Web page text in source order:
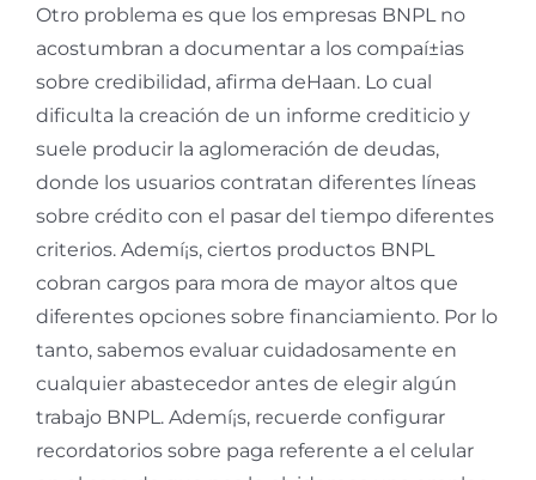
Otro problema es que los empresas BNPL no
acostumbran a documentar a los compaí±ias
sobre credibilidad, afirma deHaan. Lo cual
dificulta la creación de un informe crediticio y
suele producir la aglomeración de deudas,
donde los usuarios contratan diferentes líneas
sobre crédito con el pasar del tiempo diferentes
criterios. Ademí¡s, ciertos productos BNPL
cobran cargos para mora de mayor altos que
diferentes opciones sobre financiamiento. Por lo
tanto, sabemos evaluar cuidadosamente en
cualquier abastecedor antes de elegir algún
trabajo BNPL. Ademí¡s, recuerde configurar
recordatorios sobre paga referente a el celular